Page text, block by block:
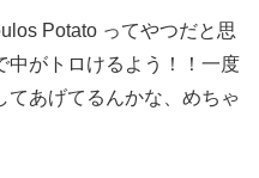
Potato ってやつだと思
中がトロけるよう！！一度
てあげてるんかな、めちゃ